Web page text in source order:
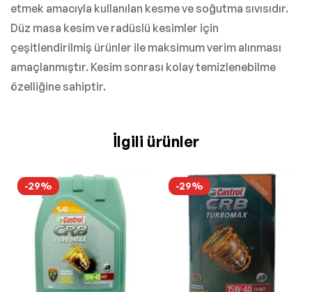
etmek amacıyla kullanılan kesme ve soğutma sıvısıdır.
Düz masa kesim ve radüslü kesimler için
çeşitlendirilmiş ürünler ile maksimum verim alınması
amaçlanmıştır. Kesim sonrası kolay temizlenebilme
özelliğine sahiptir.
İlgili ürünler
-29% -29%